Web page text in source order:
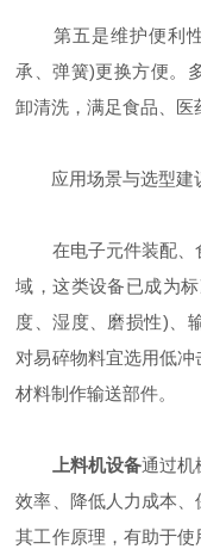
第五是维护便利性
承、弹簧)更换方便。
卸清洗，满足食品、医
应用场景与选型建
在电子元件装配、
域，这类设备已成为
度、湿度、磨损性)、
对易碎物料宜选用低
材料制作输送部件。
上料机设备通过机
效率、降低人力成本
其工作原理，有助于